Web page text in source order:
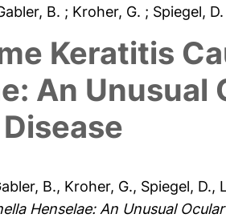
B. ; Kroher, G. ; Spiegel,
Keratitis
An
B., Kroher, G., Spiegel, D.,
Henselae: An Unusual